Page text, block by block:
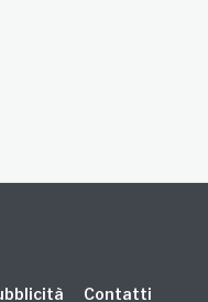
Contatti